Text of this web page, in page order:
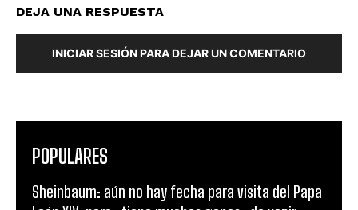
DEJA UNA RESPUESTA
INICIAR SESIÓN PARA DEJAR UN COMENTARIO
POPULARES
Sheinbaum: aún no hay fecha para visita del Papa